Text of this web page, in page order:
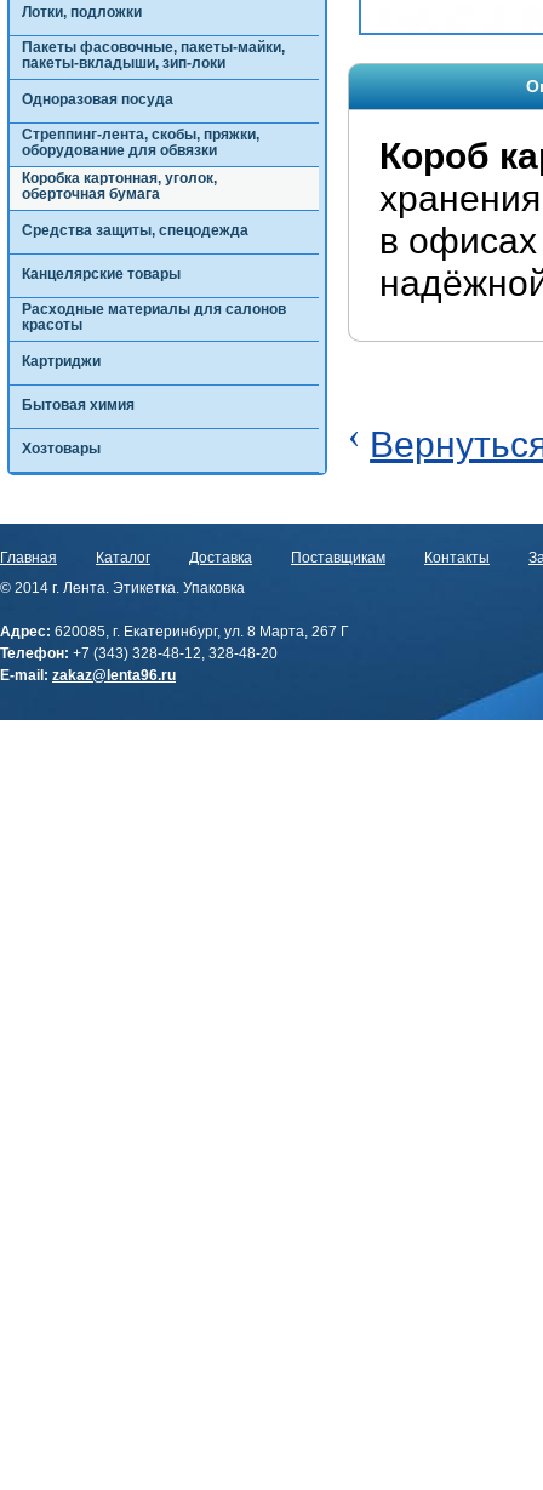
Лотки, подложки
Пакеты фасовочные, пакеты-майки,
пакеты-вкладыши, зип-локи
Одноразовая посуда
Стреппинг-лента, скобы, пряжки,
оборудование для обвязки
Коробка картонная, уголок,
оберточная бумага
Средства защиты, спецодежда
Канцелярские товары
Расходные материалы для салонов
красоты
Картриджи
Бытовая химия
Хозтовары
Короб
в офисах
‹
Главная Каталог Доставка Поставщикам Контакты
© 2014 г. Лента. Этикетка. Упаковка
Адрес: 620085, г. Екатеринбург, ул. 8 Марта, 267 Г
Телефон: +7 (343) 328-48-12, 328-48-20
E-mail: zakaz@lenta96.ru